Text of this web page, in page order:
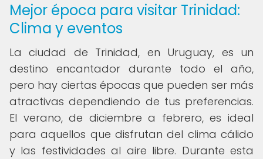
Mejor época para visitar Trinidad:
Clima y eventos
La ciudad de Trinidad, en Uruguay, es un
destino encantador durante todo el año,
pero hay ciertas épocas que pueden ser más
atractivas dependiendo de tus preferencias.
El verano, de diciembre a febrero, es ideal
para aquellos que disfrutan del clima cálido
y las festividades al aire libre. Durante esta